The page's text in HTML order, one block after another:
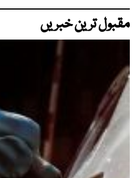
مقبول ترین خبریں